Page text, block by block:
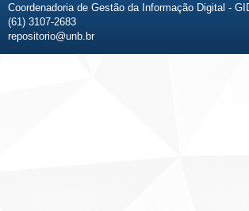
Coordenadoria de Gestão da Informação Digital -
(61) 3107-2683
repositorio@unb.br